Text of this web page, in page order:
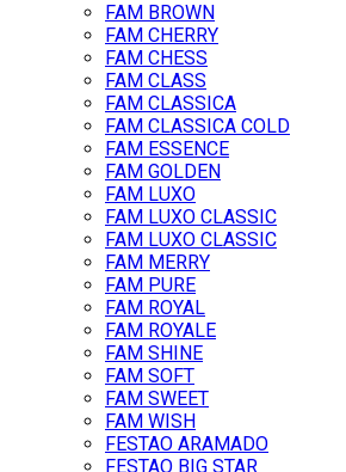
FAM BROWN
FAM CHERRY
FAM CHESS
FAM CLASS
FAM CLASSICA
FAM CLASSICA COLD
FAM ESSENCE
FAM GOLDEN
FAM LUXO
FAM LUXO CLASSIC
FAM LUXO CLASSIC
FAM MERRY
FAM PURE
FAM ROYAL
FAM ROYALE
FAM SHINE
FAM SOFT
FAM SWEET
FAM WISH
FESTAO ARAMADO
FESTAO BIG STAR